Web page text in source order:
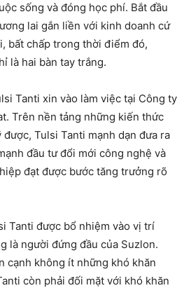
sống và đóng học phí. Bắt đầu
lai gắn liền với kinh doanh cứ
bất chấp trong thời điểm đó,
là hai bàn tay trắng.
Tanti xin vào làm việc tại Công ty
Trên nền tảng những kiến thức
Tulsi Tanti mạnh dạn đưa ra
đầu tư đổi mới công nghệ và
đạt được bước tăng trưởng rõ
Tanti được bổ nhiệm vào vị trí
là người đứng đầu của Suzlon.
cạnh không ít những khó khăn
còn phải đối mặt với khó khăn